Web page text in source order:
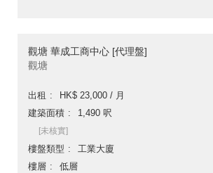
觀塘 華成工商中心 [代理盤]
觀塘
出租
HK$ 23,000 / 月
建築面積
1,490 呎
[未核實]
樓盤類型
工業大廈
樓層
低層